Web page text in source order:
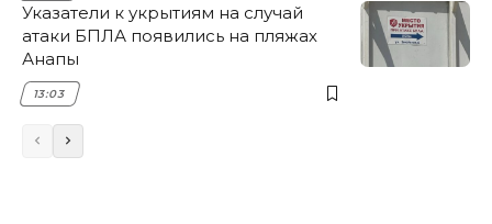
Указатели к укрытиям на случай
атаки БПЛА появились на пляжах
Анапы
13:03